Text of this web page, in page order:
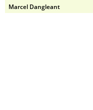
Marcel Dangleant